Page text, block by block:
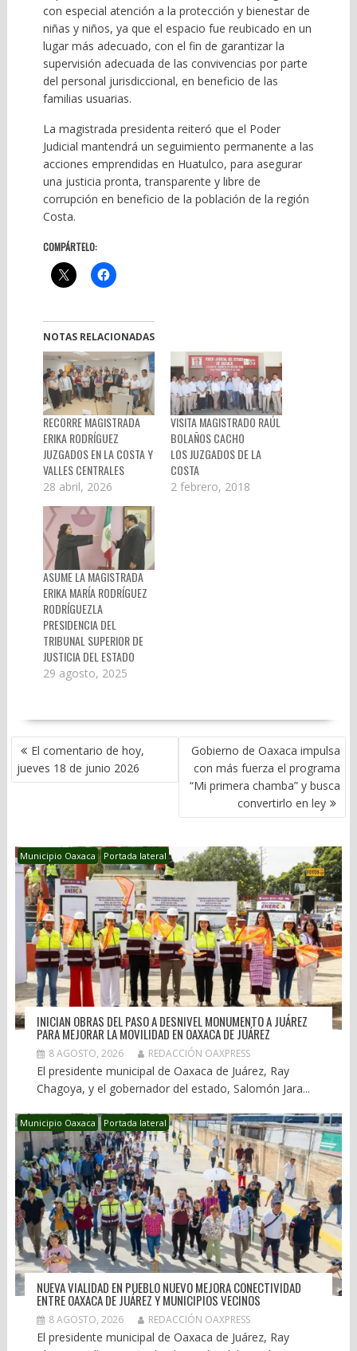
con especial atención a la protección y bienestar de
niñas y niños, ya que el espacio fue reubicado en un
lugar más adecuado, con el fin de garantizar la
supervisión adecuada de las convivencias por parte
del personal jurisdiccional, en beneficio de las
familias usuarias.
La magistrada presidenta reiteró que el Poder
Judicial mantendrá un seguimiento permanente a las
acciones emprendidas en Huatulco, para asegurar
una justicia pronta, transparente y libre de
corrupción en beneficio de la población de la región
Costa.
COMPÁRTELO:
NOTAS RELACIONADAS
RECORRE MAGISTRADA
ERIKA RODRÍGUEZ
JUZGADOS EN LA COSTA Y
VALLES CENTRALES
28 abril, 2026
VISITA MAGISTRADO RAÚL
BOLAÑOS CACHO
LOS JUZGADOS DE LA
COSTA
2 febrero, 2018
ASUME LA MAGISTRADA
ERIKA MARÍA RODRÍGUEZ
RODRÍGUEZLA
PRESIDENCIA DEL
TRIBUNAL SUPERIOR DE
JUSTICIA DEL ESTADO
29 agosto, 2025
NAVEGACIÓN
DE
ENTRADAS
El comentario de hoy,
jueves 18 de junio 2026
Gobierno de Oaxaca impulsa
con más fuerza el programa
“Mi primera chamba” y busca
convertirlo en ley
Municipio Oaxaca Portada lateral
INICIAN OBRAS DEL PASO A DESNIVEL MONUMENTO A JUÁREZ
PARA MEJORAR LA MOVILIDAD EN OAXACA DE JUÁREZ
8 AGOSTO, 2026 REDACCIÓN OAXPRESS
El presidente municipal de Oaxaca de Juárez, Ray
Chagoya, y el gobernador del estado, Salomón Jara...
Municipio Oaxaca Portada lateral
NUEVA VIALIDAD EN PUEBLO NUEVO MEJORA CONECTIVIDAD
ENTRE OAXACA DE JUÁREZ Y MUNICIPIOS VECINOS
8 AGOSTO, 2026 REDACCIÓN OAXPRESS
El presidente municipal de Oaxaca de Juárez, Ray